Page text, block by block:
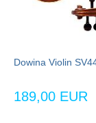
Dowina Violin
189,00 EUR